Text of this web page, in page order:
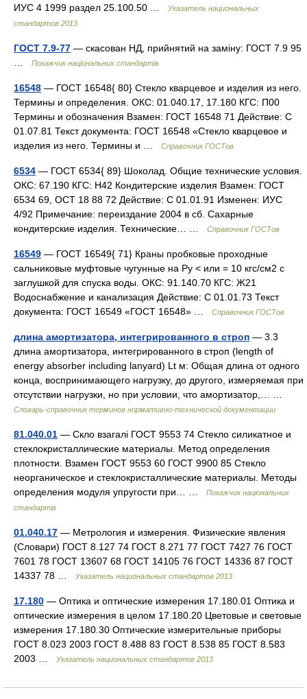
ИУС 4 1999 раздел 25.100.50 …
Указатель национальных
стандартов 2013
ГОСТ 7.9-77 — скасован НД, прийнятий на заміну: ГОСТ 7.9 95
Покажчик національних стандартів
16548 — ГОСТ 16548{ 80} Стекло кварцевое и изделия из него.
Термины и определения. ОКС: 01.040.17, 17.180 КГС: П00
Термины и обозначения Взамен: ГОСТ 16548 71 Действие: С
01.07.81 Текст документа: ГОСТ 16548 «Стекло кварцевое и
изделия из него. Термины и …
Справочник ГОСТов
6534 — ГОСТ 6534{ 89} Шоколад. Общие технические условия.
ОКС: 67.190 КГС: Н42 Кондитерские изделия Взамен: ГОСТ
6534 69, ОСТ 18 88 72 Действие: С 01.01.91 Изменен: ИУС
4/92 Примечание: переиздание 2004 в сб. Сахарные
кондитерские изделия. Технические… …
Справочник ГОСТов
16549 — ГОСТ 16549{ 71} Краны пробковые проходные
сальниковые муфтовые чугунные на Ру < или = 10 кгс/см2 с
заглушкой для спуска воды. ОКС: 91.140.70 КГС: Ж21
Водоснабжение и канализация Действие: С 01.01.73 Текст
документа: ГОСТ 16549 «ГОСТ 16548» …
Справочник ГОСТов
длина амортизатора, интегрированного в строп — 3.3
длина амортизатора, интегрированного в строп (length of
energy absorber including lanyard) Lt м: Общая длина от одного
конца, воспринимающего нагрузку, до другого, измеряемая при
отсутствии нагрузки, но при условии, что амортизатор,… …
Словарь-справочник терминов нормативно-технической документации
81.040.01 — Скло взагалі ГОСТ 9553 74 Стекло силикатное и
стеклокристаллические материалы. Метод определения
плотности. Взамен ГОСТ 9553 60 ГОСТ 9900 85 Стекло
неорганическое и стеклокристаллические материалы. Методы
определения модуля упругости при… …
Покажчик національних
стандартів
01.040.17 — Метрология и измерения. Физические явления
(Словари) ГОСТ 8.127 74 ГОСТ 8.271 77 ГОСТ 7427 76 ГОСТ
7601 78 ГОСТ 13607 68 ГОСТ 14105 76 ГОСТ 14336 87 ГОСТ
14337 78 …
Указатель национальных стандартов 2013
17.180 — Оптика и оптические измерения 17.180.01 Оптика и
оптические измерения в целом 17.180.20 Цветовые и световые
измерения 17.180.30 Оптические измерительные приборы
ГОСТ 8.023 2003 ГОСТ 8.488 83 ГОСТ 8.538 85 ГОСТ 8.583
2003 …
Указатель национальных стандартов 2013